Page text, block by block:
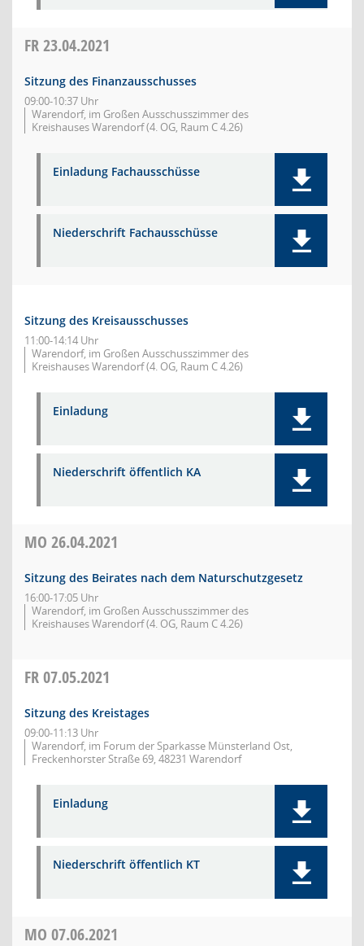
FR23.04.2021
Sitzung des Finanzausschusses
09:00-10:37 Uhr
Warendorf, im Großen Ausschusszimmer des
Kreishauses Warendorf (4. OG, Raum C 4.26)
Einladung Fachausschüsse
Niederschrift Fachausschüsse
Sitzung des Kreisausschusses
11:00-14:14 Uhr
Warendorf, im Großen Ausschusszimmer des
Kreishauses Warendorf (4. OG, Raum C 4.26)
Einladung
Niederschrift öffentlich KA
MO 26.04.2021
Sitzung des Beirates nach dem Naturschutzgesetz
16:00-17:05 Uhr
Warendorf, im Großen Ausschusszimmer des
Kreishauses Warendorf (4. OG, Raum C 4.26)
FR07.05.2021
Sitzung des Kreistages
09:00-11:13 Uhr
Warendorf, im Forum der Sparkasse Münsterland Ost,
Freckenhorster Straße 69, 48231 Warendorf
Einladung
Niederschrift öffentlich KT
MO 07.06.2021